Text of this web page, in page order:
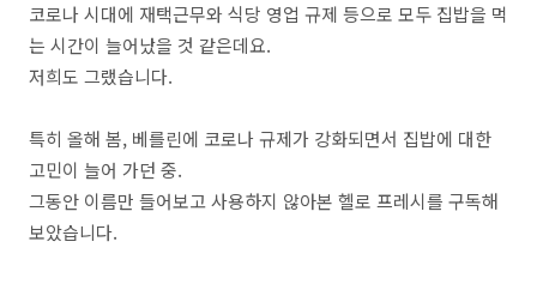
코로나 시대에 재택근무와 식당 영업 규제 등으로 모두 집밥을 먹
는 시간이 늘어났을 것 같은데요.
저희도 그랬습니다.
특히 올해 봄, 베를린에 코로나 규제가 강화되면서 집밥에 대한
고민이 늘어 가던 중.
그동안 이름만 들어보고 사용하지 않아본 헬로 프레시를 구독해
보았습니다.